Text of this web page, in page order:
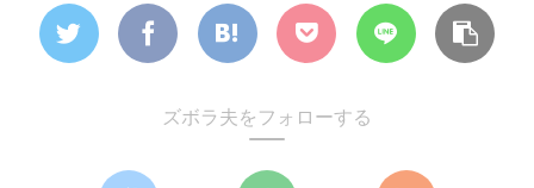
ズボラ夫をフォローする